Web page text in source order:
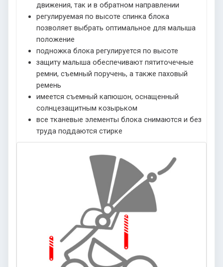
движения, так и в обратном направлении
регулируемая по высоте спинка блока
позволяет выбрать оптимальное для малыша
положение
подножка блока регулируется по высоте
защиту малыша обеспечивают пятиточечные
ремни, съемный поручень, а также паховый
ремень
имеется съемный капюшон, оснащенный
солнцезащитным козырьком
все тканевые элементы блока снимаются и без
труда поддаются стирке